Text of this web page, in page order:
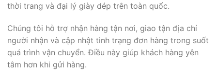
thời trang và đại lý giày dép trên toàn quốc.
Chúng tôi hỗ trợ nhận hàng tận nơi, giao tận địa chỉ
người nhận và cập nhật tình trạng đơn hàng trong suốt
quá trình vận chuyển. Điều này giúp khách hàng yên
tâm hơn khi gửi hàng.